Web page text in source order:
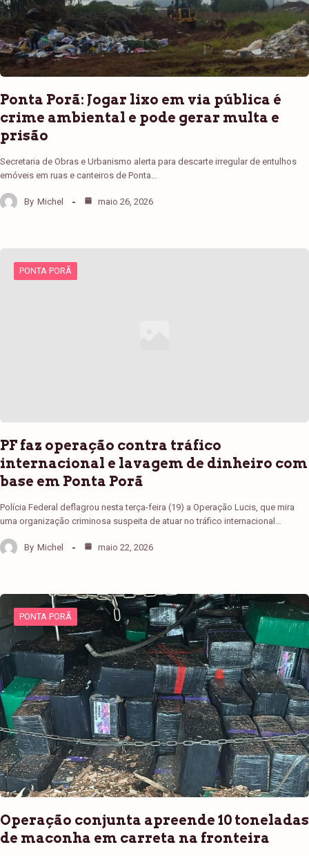
Ponta Porã: Jogar lixo em via pública é
crime ambiental e pode gerar multa e
prisão
Secretaria de Obras e Urbanismo alerta para descarte irregular de entulhos
emóveis em ruas e canteiros de Ponta…
By Michel maio 26, 2026
PONTA PORÃ
PF faz operação contra tráfico
internacional e lavagem de dinheiro com
base em Ponta Porã
Polícia Federal deflagrou nesta terça-feira (19) a Operação Lucis, que mira
uma organização criminosa suspeita de atuar no tráfico internacional…
By Michel maio 22, 2026
PONTA PORÃ
Operação conjunta apreende 10 toneladas
de maconha em carreta na fronteira